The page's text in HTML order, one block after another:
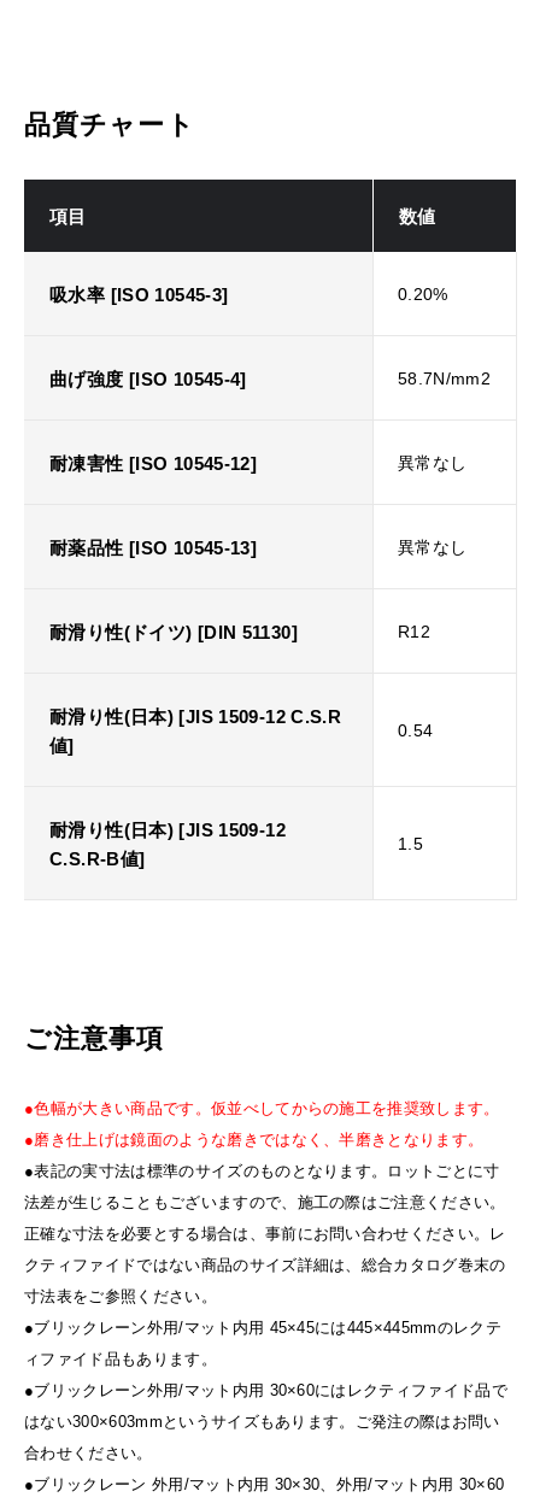
品質チャート
項目 数値
吸水率 [ISO 10545-3] 0.20%
曲げ強度 [ISO 10545-4] 58.7N/mm2
耐凍害性 [ISO 10545-12] 異常なし
耐薬品性 [ISO 10545-13] 異常なし
耐滑り性(ドイツ) [DIN 51130] R12
耐滑り性(日本) [JIS 1509-12 C.S.R
値]
0.54
耐滑り性(日本) [JIS 1509-12
C.S.R-B値]
1.5
ご注意事項
●色幅が大きい商品です。仮並べしてからの施工を推奨致します。
●磨き仕上げは鏡面のような磨きではなく、半磨きとなります。
●表記の実寸法は標準のサイズのものとなります。ロットごとに寸
法差が生じることもございますので、施工の際はご注意ください。
正確な寸法を必要とする場合は、事前にお問い合わせください。レ
クティファイドではない商品のサイズ詳細は、総合カタログ巻末の
寸法表をご参照ください。
●ブリックレーン外用/マット内用 45×45には445×445mmのレクテ
ィファイド品もあります。
●ブリックレーン外用/マット内用 30×60にはレクティファイド品で
はない300×603mmというサイズもあります。ご発注の際はお問い
合わせください。
●ブリックレーン 外用/マット内用 30×30、外用/マット内用 30×60